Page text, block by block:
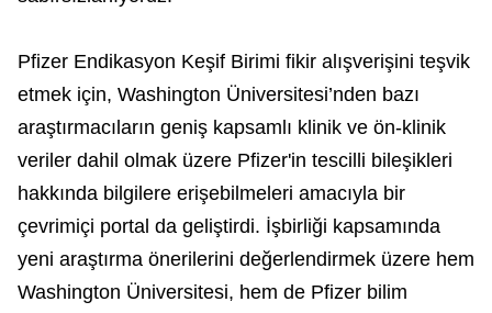
Pfizer Endikasyon Keşif Birimi fikir alışverişini teşvik
etmek için, Washington Üniversitesi’nden bazı
araştırmacıların geniş kapsamlı klinik ve ön-klinik
veriler dahil olmak üzere Pfizer'in tescilli bileşikleri
hakkında bilgilere erişebilmeleri amacıyla bir
çevrimiçi portal da geliştirdi. İşbirliği kapsamında
yeni araştırma önerilerini değerlendirmek üzere hem
Washington Üniversitesi, hem de Pfizer bilim